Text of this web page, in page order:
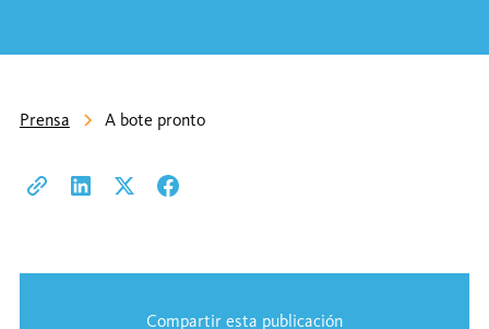
Prensa A bote pronto
Compartir esta publicación